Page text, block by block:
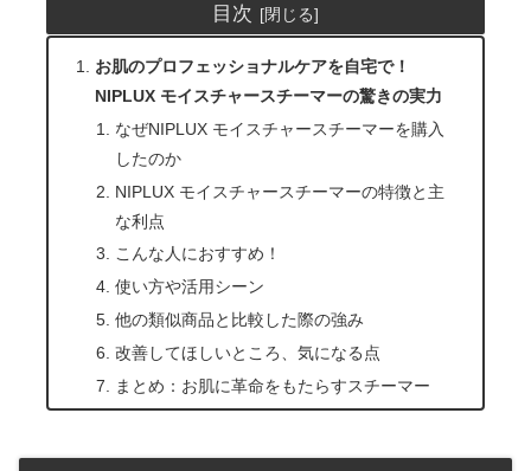
目次
お肌のプロフェッショナルケアを自宅で！
NIPLUX モイスチャースチーマーの驚きの実力
なぜNIPLUX モイスチャースチーマーを購入
したのか
NIPLUX モイスチャースチーマーの特徴と主
な利点
こんな人におすすめ！
使い方や活用シーン
他の類似商品と比較した際の強み
改善してほしいところ、気になる点
まとめ：お肌に革命をもたらすスチーマー